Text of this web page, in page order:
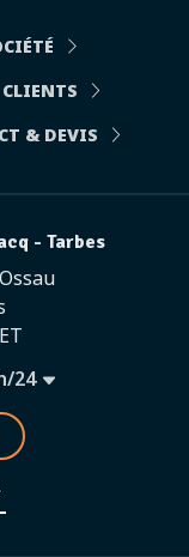
& DEVIS
- Tarbes
24